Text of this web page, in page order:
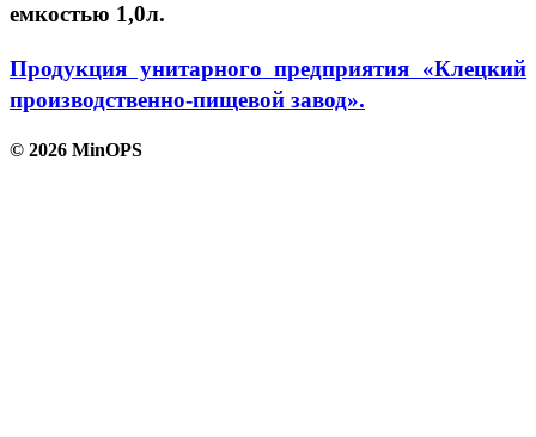
емкостью 1,0л.
Продукция унитарного предприятия «Клецкий
производственно-пищевой завод».
© 2026 MinOPS